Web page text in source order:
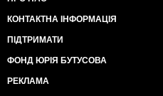
КОНТАКТНА ІНФОРМАЦІЯ
ПІДТРИМАТИ
ФОНД ЮРІЯ БУТУСОВА
РЕКЛАМА